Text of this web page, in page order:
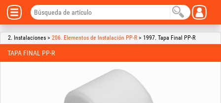
2. Instalaciones > 206. Elementos de Instalación PP-R > 1997. Tapa Final PP-R
TAPA FINAL PP-R